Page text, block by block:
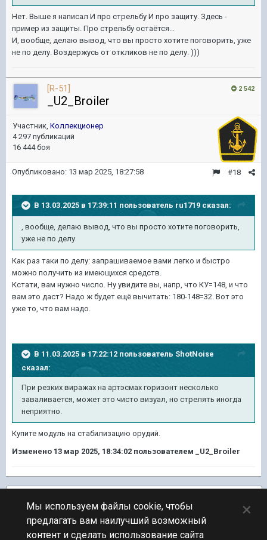
Нет. Выше я написал И про стрельбу И про защиту. Здесь -
пример из защиты. Про стрельбу остаётся...
И, вообще, делаю вывод, что вы просто хотите поговорить, уже
не по делу. Воздержусь от откликов не по делу. )))
2 542
[R-51]
_U2_Broiler
Участник, Коллекционер
4 297 публикаций
16 444 боя
#18
Опубликовано: 13 мар 2025, 18:27:58
В 13.03.2025 в 17:39:11 пользователь ru1719 сказал:
, вообще, делаю вывод, что вы просто хотите поговорить,
уже не по делу
Как раз таки по делу: запрашиваемое вами легко и быстро
можно получить из имеющихся средств.
Кстати, вам нужно число. Ну увидите вы, напр, что КУ=148, и что
вам это даст? Надо ж будет ещё вычитать: 180-148=32. Вот это
уже то, что вам надо.
В 11.03.2025 в 17:22:12 пользователь ShotNoise
сказал:
При резких виражах на артэсмах горизонт несколько
заваливается, может это чисто визуал, но стрелять иногда
неприятно.
Купите модуль на стабилизацию орудий.
Изменено 13 мар 2025, 18:34:02 пользователем _U2_Broiler
ПЕРЕЙТИ К СПИСКУ ТЕМ
Мы используем файлы cookie, чтобы
предлагать вам наилучший возможный
контент и сделать использование сайта
×